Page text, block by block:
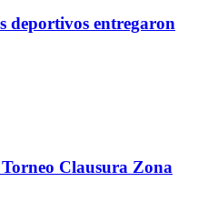
deportivos entregaron
Clausura Zona